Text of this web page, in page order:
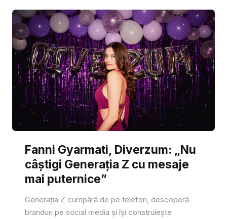
Fanni Gyarmati, Diverzum: „Nu
câștigi Generația Z cu mesaje
mai puternice”
Generația Z cumpără de pe telefon, descoperă
branduri pe social media și își construiește